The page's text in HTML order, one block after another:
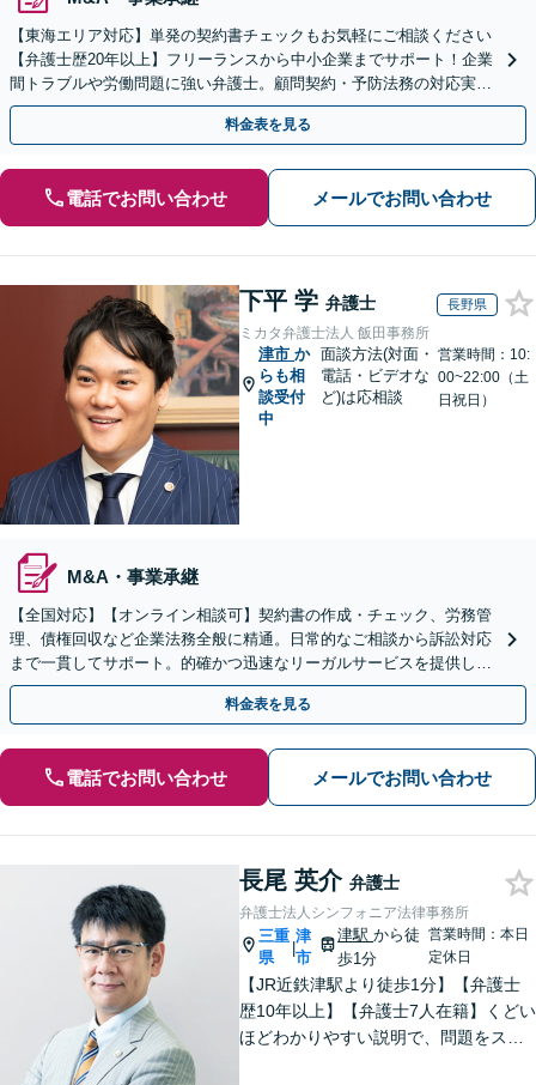
【東海エリア対応】単発の契約書チェックもお気軽にご相談ください
【弁護士歴20年以上】フリーランスから中小企業までサポート！企業
間トラブルや労働問題に強い弁護士。顧問契約・予防法務の対応実績
も豊富です。【夜間・休日面談可】【完全個室】
料金表を見る
電話でお問い合わせ メールでお問い合わせ
下平 学 弁護士 長野県
ミカタ弁護士法人 飯田事務所
津市 か
らも相
談受付
中
面談方法(対面・
電話・ビデオな
ど)は応相談
営業時間：10:
00~22:00（土
日祝日）
M&A・事業承継
【全国対応】【オンライン相談可】契約書の作成・チェック、労務管
理、債権回収など企業法務全般に精通。日常的なご相談から訴訟対応
まで一貫してサポート。的確かつ迅速なリーガルサービスを提供しま
す。【初回相談無料】【休日・夜間相談可】
料金表を見る
電話でお問い合わせ メールでお問い合わせ
長尾 英介 弁護士
弁護士法人シンフォニア法律事務所
三重
県
|
津
市
津駅から徒
歩1分
営業時間：本日
定休日
【JR近鉄津駅より徒歩1分】【弁護士
歴10年以上】【弁護士7人在籍】くどい
ほどわかりやすい説明で、問題をスム